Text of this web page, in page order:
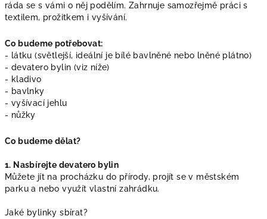
ráda se s vámi o něj podělím. Zahrnuje samozřejmě práci s
textilem, prožitkem i vyšívání.
Co budeme potřebovat:
- látku (světlejší, ideální je bílé bavlněné nebo lněné plátno)
- devatero bylin (viz níže)
- kladivo
- bavlnky
- vyšívací jehlu
- nůžky
Co budeme dělat?
1. Nasbírejte devatero bylin
Můžete jít na procházku do přírody, projít se v městském
parku a nebo využít vlastní zahrádku.
Jaké bylinky sbírat?